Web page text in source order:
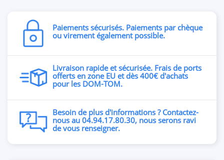
Paiements sécurisés. Paiements par chèque
ou virement également possible.
Livraison rapide et sécurisée. Frais de ports
offerts en zone EU et dès 400€ d'achats
pour les DOM-TOM.
Besoin de plus d'informations ? Contactez-
nous au 04.94.17.80.30, nous serons ravi
de vous renseigner.